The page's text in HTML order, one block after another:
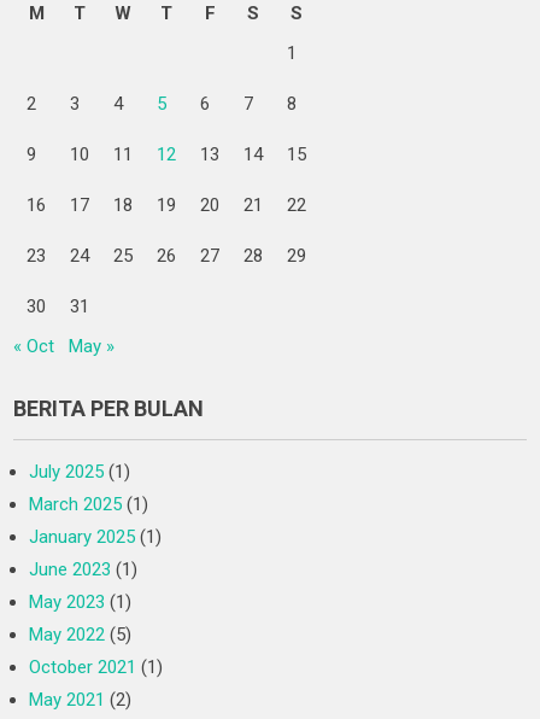
M
T W T F S
S
1
2 3 4 5 6 7 8
9 10 11 12 13 14 15
16 17 18 19 20 21 22
23 24 25 26 27 28 29
30
31
« Oct
May »
BERITA PER BULAN
July 2025 (1)
March 2025 (1)
January 2025 (1)
June 2023 (1)
May 2023 (1)
May 2022 (5)
October 2021 (1)
May 2021 (2)